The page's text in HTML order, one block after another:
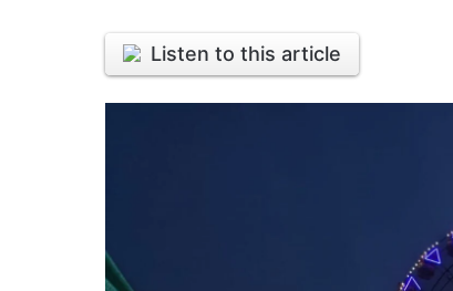
Listen to this article